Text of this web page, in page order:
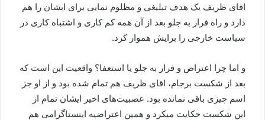
اقای ظریف یک هدف تبلیغی و مظلوم نمایی برای ایشان را هم
دارد و راه فرار به جلو بعد از آن همه کم کاری و اشتباه کاری در
سیاست خارجی را برایش هموار کرد.
و اما چرا اعتراض و فرار به جلو یا استعفا؟ واقعیت این است که
بعد از شکست برجام، اقای ظریف هم تمام شده بود و از او جز
اسم چیزی باقی نمانده بود‌. عصبیت‌های اخیر ایشان تمام از
این شکست حکایت میکرد و همین اعتراضیه اینستاگرامی هم